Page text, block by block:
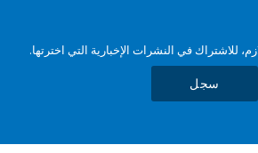
للاشتراك في النشرات الإخبارية التي اخترتها.
سجل